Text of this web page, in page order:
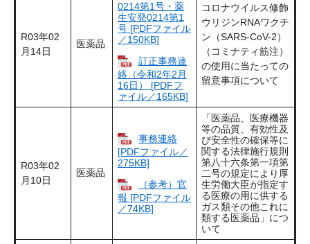
R03年02
月14日
医薬品
0214第1号・薬
生安発0214第1
号 [PDFファイル
／150KB]
訂正事務連
絡（令和2年2月
16日） [PDFフ
ァイル／165KB]
コロナウイルス修飾
ウリジンRNAワクチ
ン（SARS-CoV-2）
（コミナティ筋注）
の使用に当たっての
留意事項について
R03年02
月10日
医薬品
事務連絡
[PDFファイル／
275KB]
（参考）官
報 [PDFファイル
／74KB]
「医薬品、医療機器
等の品質、有効性及
び安全性の確保等に
関する法律施行規則
第八十六条第一項第
二号の規定により厚
生労働大臣が指定す
る医療の用に供する
ガス類その他これに
類する医薬品」につ
いて